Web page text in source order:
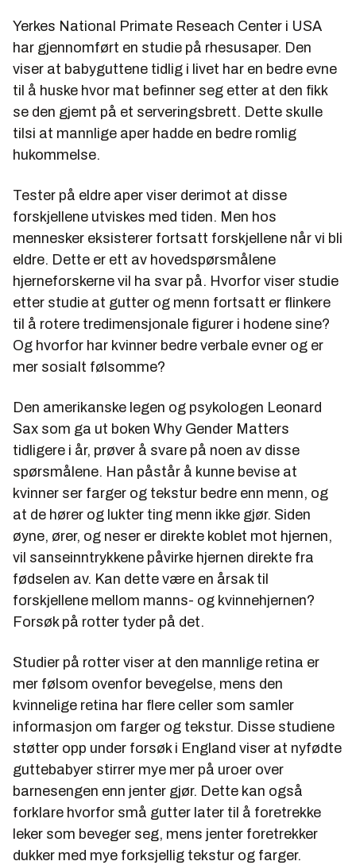
Yerkes National Primate Reseach Center i USA
har gjennomført en studie på rhesusaper. Den
viser at babyguttene tidlig i livet har en bedre evne
til å huske hvor mat befinner seg etter at den fikk
se den gjemt på et serveringsbrett. Dette skulle
tilsi at mannlige aper hadde en bedre romlig
hukommelse.
Tester på eldre aper viser derimot at disse
forskjellene utviskes med tiden. Men hos
mennesker eksisterer fortsatt forskjellene når vi bli
eldre. Dette er ett av hovedspørsmålene
hjerneforskerne vil ha svar på. Hvorfor viser studie
etter studie at gutter og menn fortsatt er flinkere
til å rotere tredimensjonale figurer i hodene sine?
Og hvorfor har kvinner bedre verbale evner og er
mer sosialt følsomme?
Den amerikanske legen og psykologen Leonard
Sax som ga ut boken Why Gender Matters
tidligere i år, prøver å svare på noen av disse
spørsmålene. Han påstår å kunne bevise at
kvinner ser farger og tekstur bedre enn menn, og
at de hører og lukter ting menn ikke gjør. Siden
øyne, ører, og neser er direkte koblet mot hjernen,
vil sanseinntrykkene påvirke hjernen direkte fra
fødselen av. Kan dette være en årsak til
forskjellene mellom manns- og kvinnehjernen?
Forsøk på rotter tyder på det.
Studier på rotter viser at den mannlige retina er
mer følsom ovenfor bevegelse, mens den
kvinnelige retina har flere celler som samler
informasjon om farger og tekstur. Disse studiene
støtter opp under forsøk i England viser at nyfødte
guttebabyer stirrer mye mer på uroer over
barnesengen enn jenter gjør. Dette kan også
forklare hvorfor små gutter later til å foretrekke
leker som beveger seg, mens jenter foretrekker
dukker med mye forksjellig tekstur og farger.